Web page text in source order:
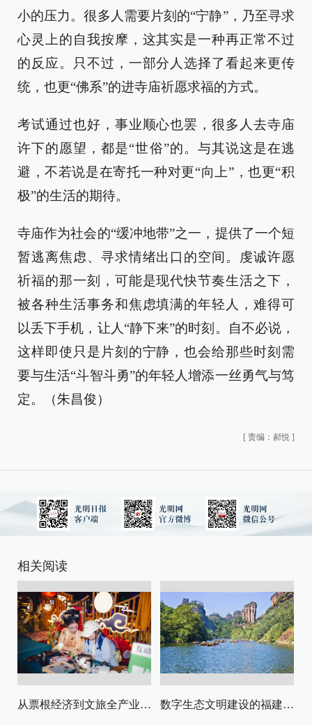
小的压力。很多人需要片刻的“宁静”，乃至寻求
心灵上的自我按摩，这其实是一种再正常不过
的反应。只不过，一部分人选择了看起来更传
统，也更“佛系”的进寺庙祈愿求福的方式。
考试通过也好，事业顺心也罢，很多人去寺庙
许下的愿望，都是“世俗”的。与其说这是在逃
避，不若说是在寄托一种对更“向上”，也更“积
极”的生活的期待。
寺庙作为社会的“缓冲地带”之一，提供了一个短
暂逃离焦虑、寻求情绪出口的空间。虔诚许愿
祈福的那一刻，可能是现代快节奏生活之下，
被各种生活事务和焦虑填满的年轻人，难得可
以丢下手机，让人“静下来”的时刻。自不必说，
这样即使只是片刻的宁静，也会给那些时刻需
要与生活“斗智斗勇”的年轻人增添一丝勇气与笃
定。（朱昌俊）
[ 责编：郝悦 ]
相关阅读
从票根经济到文旅全产业链升级 数字生态文明建设的福建路径与启示